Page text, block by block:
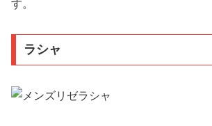
す。
ラシャ